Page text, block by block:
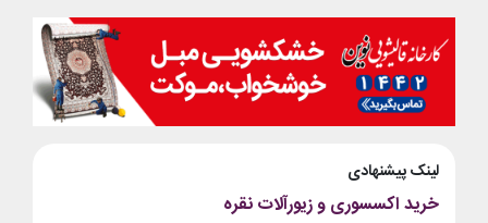
لینک پیشنهادی
خرید اکسسوری و زیورآلات نقره